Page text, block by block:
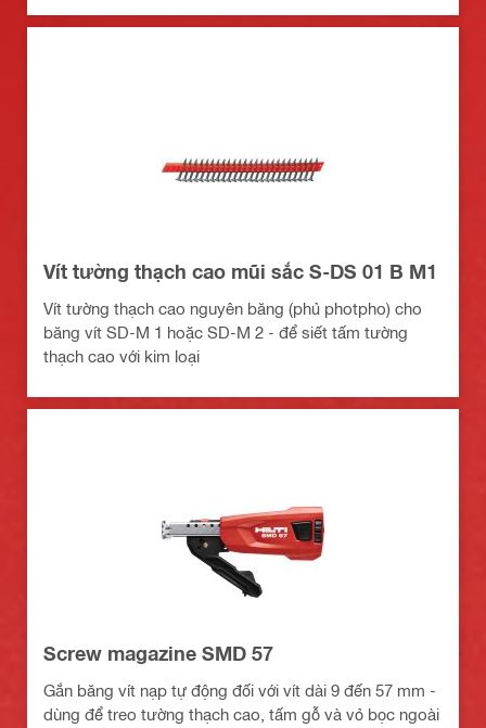
Vít tường thạch cao mũi sắc S-DS 01 B M1
Vít tường thạch cao nguyên băng (phủ photpho) cho
băng vít SD-M 1 hoặc SD-M 2 - để siết tấm tường
thạch cao với kim loại
Screw magazine SMD 57
Gắn băng vít nạp tự động đối với vít dài 9 đến 57 mm -
dùng để treo tường thạch cao, tấm gỗ và vỏ bọc ngoài